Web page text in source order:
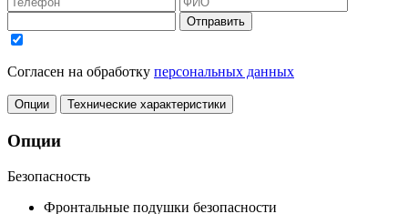
Отправить
Согласен на обработку персональных данных
Опции Технические характеристики
Опции
Безопасность
Фронтальные подушки безопасности